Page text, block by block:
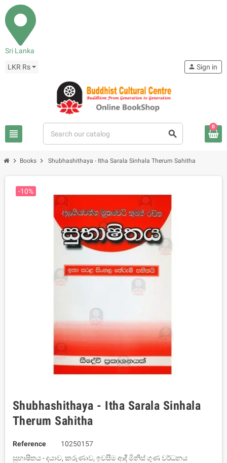
Sri Lanka
LKR Rs
view_headline search
person Sign in
0
chevron_right Books chevron_right Shubhashithaya - Itha Sarala Sinhala Therum Sahitha
-10%
Shubhashithaya - Itha Sarala Sinhala
Therum Sahitha
Reference
10250157
සුභාෂිතය - දයාව, කරුණාව, ඉවසීම ආදී මිනිස් ගුණ වර්ධනය